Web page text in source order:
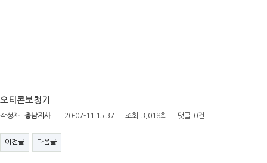
오티콘보청기
작성자 충남지사 20-07-11 15:37 조회 3,018회 댓글 0건
이전글 다음글